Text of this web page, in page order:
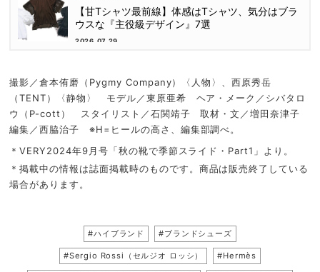
【甘Tシャツ最前線】体感はTシャツ、気分はブラ
ウスな『主役級デザイン』7選
2026.07.29
撮影／倉本侑磨（Pygmy Company）〈人物〉、西原秀岳
（TENT）〈静物〉 モデル／東原亜希 ヘア・メーク／シバタロ
ウ（P-cott） スタイリスト／石関靖子 取材・文／増田奈津子
編集／西脇治子 ※H=ヒールの高さ、編集部調べ。
＊VERY2024年9月号「秋の靴で季節スライド・Part1 」より。
＊掲載中の情報は誌面掲載時のものです。商品は販売終了している
場合があります。
#ハイブランド #ブランドシューズ
#Sergio Rossi（セルジオ ロッシ） #Hermès